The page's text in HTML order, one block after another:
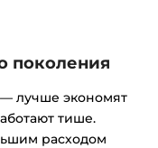
поколения
лучше экономят
тише.
расходом